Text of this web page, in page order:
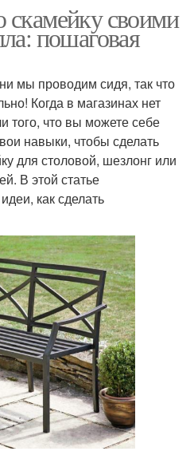
своими
пошаговая
мы проводим сидя, так что
Когда в магазинах нет
того, что вы можете себе
навыки, чтобы сделать
для столовой, шезлонг или
В этой статье
как сделать